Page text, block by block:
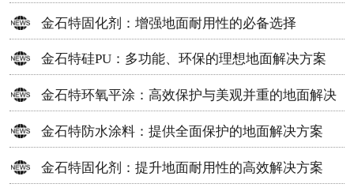
方案
金石特固化剂：增强地面耐用性的必备选择
金石特硅PU：多功能、环保的理想地面解决方案
金石特环氧平涂：高效保护与美观并重的地面解决
方案
金石特防水涂料：提供全面保护的地面解决方案
金石特固化剂：提升地面耐用性的高效解决方案